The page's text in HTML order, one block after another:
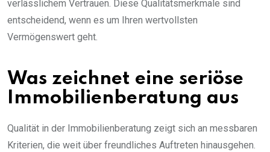
verlässlichem Vertrauen. Diese Qualitätsmerkmale sind
entscheidend, wenn es um Ihren wertvollsten
Vermögenswert geht.
Was zeichnet eine seriöse
Immobilienberatung aus
Qualität in der Immobilienberatung zeigt sich an messbaren
Kriterien, die weit über freundliches Auftreten hinausgehen.